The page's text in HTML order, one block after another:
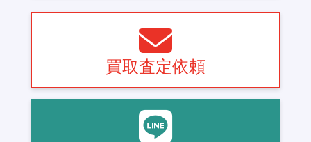
買取査定依頼